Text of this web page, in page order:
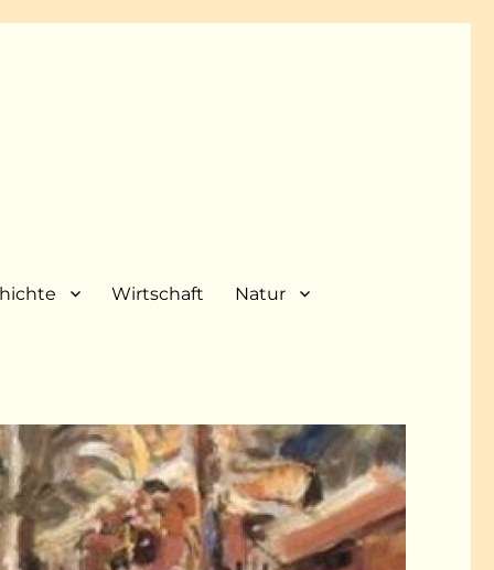
Wirtschaft Natur